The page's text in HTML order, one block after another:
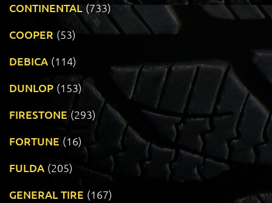
CONTINENTAL (733)
COOPER (53)
DEBICA (114)
DUNLOP (153)
FIRESTONE (293)
FORTUNE (16)
FULDA (205)
GENERAL TIRE (167)